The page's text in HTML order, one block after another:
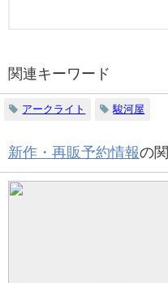
関連キーワード
アークライト 駿河屋
新作・再販予約情報の